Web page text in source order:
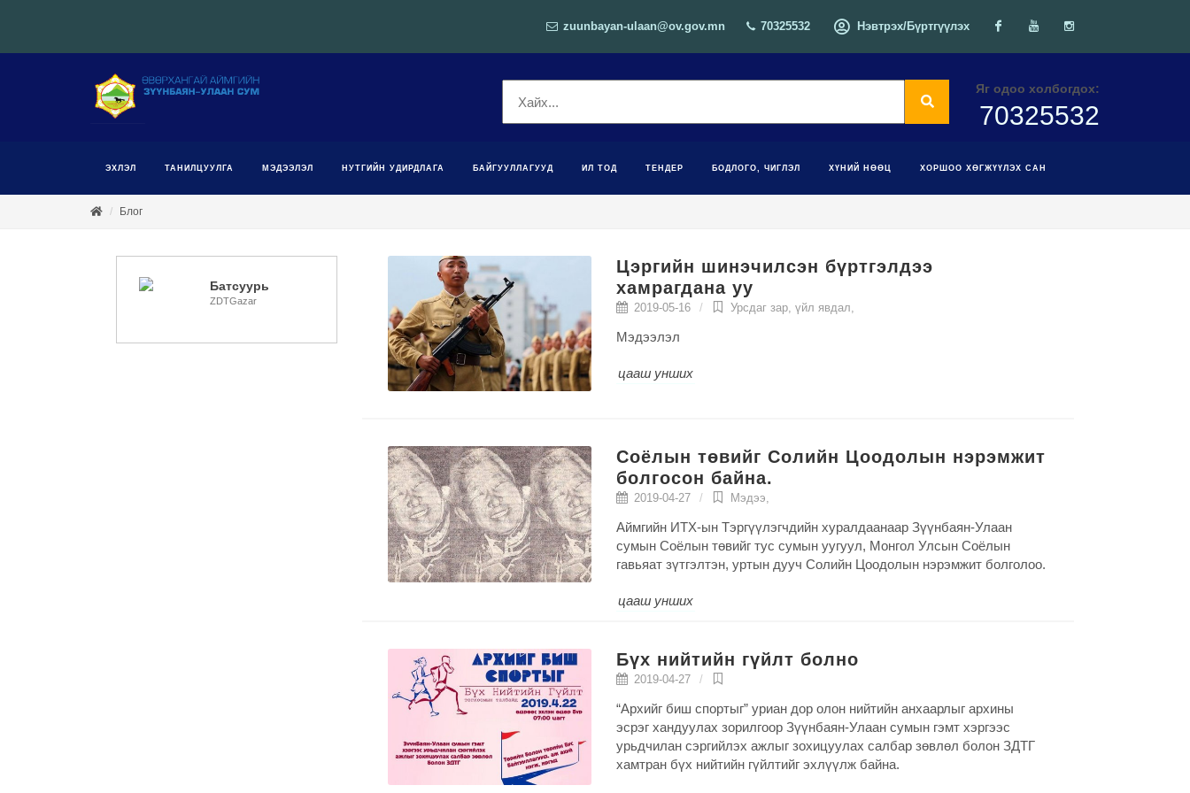
zuunbayan-ulaan@ov.gov.mn 70325532 Нэвтрэх/Бүртгүүлэх
Яг одоо холбогдох:
70325532
ЭХЛЭЛ ТАНИЛЦУУЛГА МЭДЭЭЛЭЛ НУТГИЙН УДИРДЛАГА БАЙГУУЛЛАГУУД ИЛ ТОД ТЕНДЕР БОДЛОГО, ЧИГЛЭЛ ХҮНИЙ НӨӨЦ ХОРШОО ХӨГЖҮҮЛЭХ САН
Блог
Батсуурь
ZDTGazar
Цэргийн шинэчилсэн бүртгэлдээ
хамрагдана уу
2019-05-16 Урсдаг зар, үйл явдал,
Мэдээлэл
цааш унших
Соёлын төвийг Солийн Цоодолын нэрэмжит
болгосон байна.
2019-04-27 Мэдээ,
Аймгийн ИТХ-ын Тэргүүлэгчдийн хуралдаанаар Зүүнбаян-Улаан
сумын Соёлын төвийг тус сумын уугуул, Монгол Улсын Соёлын
гавьяат зүтгэлтэн, уртын дууч Солийн Цоодолын нэрэмжит болголоо.
цааш унших
Бүх нийтийн гүйлт болно
2019-04-27
“Архийг биш спортыг” уриан дор олон нийтийн анхаарлыг архины
эсрэг хандуулах зорилгоор Зүүнбаян-Улаан сумын гэмт хэргээс
урьдчилан сэргийлэх ажлыг зохицуулах салбар зөвлөл болон ЗДТГ
хамтран бүх нийтийн гүйлтийг эхлүүлж байна.